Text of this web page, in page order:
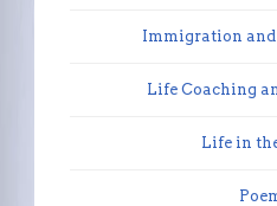
Immigration and
Life Coaching
Life in